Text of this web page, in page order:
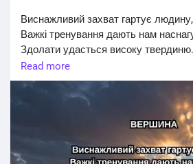
Виснажливий захват гартує людину,
Важкі тренування дають нам
Здолати удасться високу твердиню.
Слабкі обирають упасти в канаву,
Летять непомітно у темну безодню,
Втрачають у русі життєву повагу.
Складні перевали дарують сьогодні
Досягнення нові, гартоване серце,
Read more